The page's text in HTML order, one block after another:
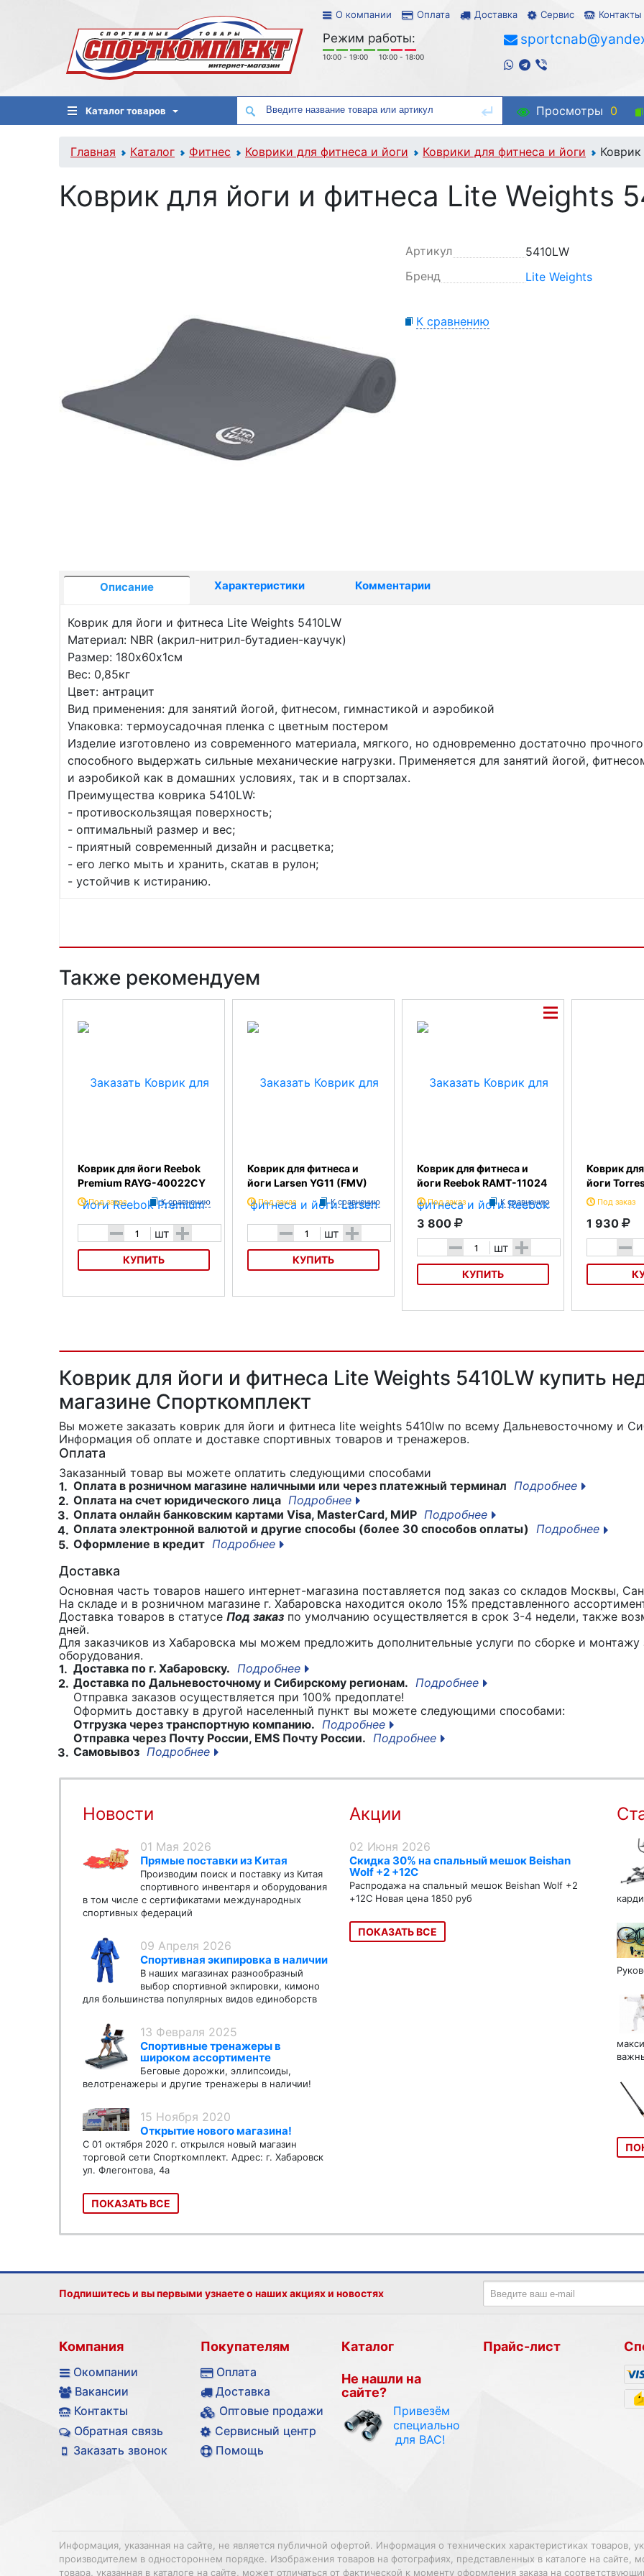
О компании Оплата Доставка Сервис Контакты
Режим работы:
10:00 - 19:00 10:00 - 18:00
Каталог товаров Просмотры 0
Главная Каталог Фитнес Коврики для фитнеса и йоги Коврики для фитнеса и йоги
Коврик для йоги и фитнеса Lite Weights
Артикул
5410LW
Бренд
Lite Weights
К сравнению
Описание Характеристики Комментарии
Коврик для йоги и фитнеса Lite Weights 5410LW
Материал: NBR (акрил-нитрил-бутадиен-каучук)
Размер: 180х60х1см
Вес: 0,85кг
Цвет: антрацит
Вид применения: для занятий йогой, фитнесом, гимнастикой и аэробикой
Упаковка: термоусадочная пленка с цветным постером
Изделие изготовлено из современного материала, мягкого, но одновременно достаточно
способного выдержать сильные механические нагрузки. Применяется для занятий йогой,
и аэробикой как в домашних условиях, так и в спортзалах.
Преимущества коврика 5410LW:
- противоскользящая поверхность;
- оптимальный размер и вес;
- приятный современный дизайн и расцветка;
- его легко мыть и хранить, скатав в рулон;
- устойчив к истиранию.
Также рекомендуем
Коврик для йоги Reebok
Premium RAYG-40022CY
Под заказ К сравнению
- шт +
КУПИТЬ
Коврик для фитнеса и
йоги Larsen YG11 (FMV)
Под заказ К сравнению
- шт +
КУПИТЬ
Коврик для фитнеса и
йоги Reebok RAMT-11024
Под заказ К сравнению
3 800
- шт +
КУПИТЬ
Коврик
йоги
Под заказ
1 930
-
Коврик для йоги и фитнеса Lite Weights 5410LW купить
магазине Спорткомплект
Вы можете заказать коврик для йоги и фитнеса lite weights 5410lw по всему Дальневосточному и
Информация об оплате и доставке спортивных товаров и тренажеров.
Оплата
Заказанный товар вы можете оплатить следующими способами
1. Оплата в розничном магазине наличными или через платежный терминал Подробнее
2. Оплата на счет юридического лица Подробнее
3. Оплата онлайн банковским картами Visa, MasterCard, МИР Подробнее
4. Оплата электронной валютой и другие способы (более 30 способов оплаты) Подробнее
5. Оформление в кредит Подробнее
Доставка
Основная часть товаров нашего интернет-магазина поставляется под заказ со складов Москвы,
На складе и в розничном магазине г. Хабаровска находится около 15% представленного
Доставка товаров в статусе Под заказ по умолчанию осуществляется в срок 3-4 недели, также
дней.
Для заказчиков из Хабаровска мы можем предложить дополнительные услуги по сборке и монтажу
оборудования.
1. Доставка по г. Хабаровску. Подробнее
2. Доставка по Дальневосточному и Сибирскому регионам. Подробнее
Отправка заказов осуществляется при 100% предоплате!
Оформить доставку в другой населенный пункт вы можете следующими способами:
Отгрузка через транспортную компанию. Подробнее
Отправка через Почту России, EMS Почту России. Подробнее
3. Самовывоз Подробнее
Новости
01 Мая 2026
Прямые поставки из Китая
Производим поиск и поставку из Китая
спортивного инвентаря и оборудования
в том числе с сертификатами международных
спортивных федераций
09 Апреля 2026
Спортивная экипировка в наличии
В наших магазинах разнообразный
выбор спортивной экпировки, кимоно
для большинства популярных видов единоборств
13 Февраля 2025
Спортивные тренажеры в
широком ассортименте
Беговые дорожки, эллипсоиды,
велотренажеры и другие тренажеры в наличии!
15 Ноября 2020
Открытие нового магазина!
С 01 октября 2020 г. открылся новый магазин
торговой сети Спорткомплект. Адрес: г. Хабаровск
ул. Флегонтова, 4а
ПОКАЗАТЬ ВСЕ
Акции
02 Июня 2026
Скидка 30% на спальный мешок Beishan
Wolf +2 +12C
Распродажа на спальный мешок Beishan Wolf +2
+12C Новая цена 1850 руб
ПОКАЗАТЬ ВСЕ
Подпишитесь и вы первыми узнаете о наших акциях и новостях
Компания
Окомпании
Вакансии
Контакты
Обратная связь
Заказать звонок
Покупателям
Оплата
Доставка
Оптовые продажи
Сервисный центр
Помощь
Каталог
Не нашли на
сайте?
Привезём
специально
для ВАС!
Прайс-лист
Информация, указанная на сайте, не является публичной офертой. Информация о технических характеристиках товаров,
производителем в одностороннем порядке. Изображения товаров на фотографиях, представленных в каталоге на сайте,
товара, указанная в каталоге на сайте, может отличаться от фактической к моменту оформления заказа на